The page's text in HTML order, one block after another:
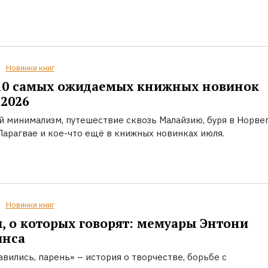
Новинки книг
самых ожидаемых книжных новинок
минимализм, путешествие сквозь Малайзию, буря в
и кое-что ещё в книжных новинках июля.
Новинки книг
о которых говорят: мемуары Энтони
парень» – история о творчестве, борьбе с